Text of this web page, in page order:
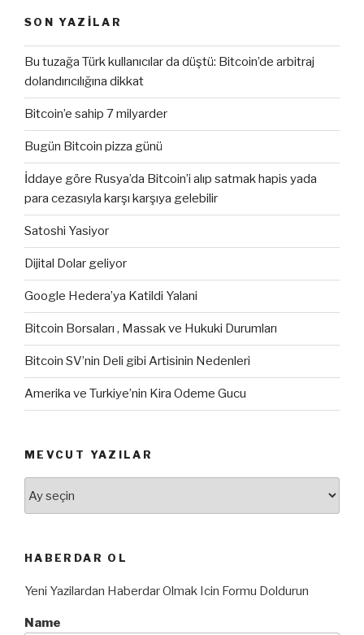
SON YAZILAR
Bu tuzağa Türk kullanıcılar da düştü: Bitcoin’de arbitraj
dolandırıcılığına dikkat
Bitcoin’e sahip 7 milyarder
Bugün Bitcoin pizza günü
İddaye göre Rusya’da Bitcoin’i alıp satmak hapis yada
para cezasıyla karşı karşıya gelebilir
Satoshi Yasiyor
Dijital Dolar geliyor
Google Hedera’ya Katildi Yalani
Bitcoin Borsaları , Massak ve Hukuki Durumları
Bitcoin SV’nin Deli gibi Artisinin Nedenleri
Amerika ve Turkiye’nin Kira Odeme Gucu
MEVCUT YAZILAR
Yazılar
HABERDAR OL
Yeni Yazilardan Haberdar Olmak Icin Formu Doldurun
Name